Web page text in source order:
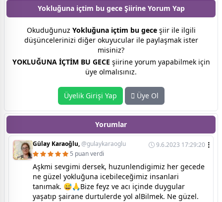
Yokluğuna içtim bu gece Şiirine Yorum Yap
Okuduğunuz Yokluğuna içtim bu geceşiir ile ilgili
düşüncelerinizi diğer okuyucular ile paylaşmak ister
misiniz?
YOKLUĞUNA İÇTİM BU GECE şiirine yorum yapabilmek için
üye olmalısınız.
Üyelik Girişi Yap Üye Ol
Yorumlar
Gülay Karaoğlu,@gulaykaraoglu
9.6.2023 17:29:20
5 puan verdi
Aşkmi sevgimi dersek, huzunlendigimiz her gecede
ne güzel yokluğuna icebileceğimiz insanlari
tanımak. 😅🙏Bize feyz ve acı içinde duygular
yaşatıp şairane durtulerde yol alBilmek. Ne güzel.